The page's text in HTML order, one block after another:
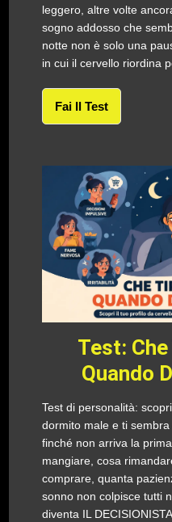
leggero, altre volte
sogno addosso che
notte non è solo una
in cui il cervello riordina
Fai Il Test
Test:
Quando
Test di personalità:
dormito male e ti sembra
finché non arriva la
mangiare, cosa
comprare, quanta
sonno non colpisce tutti
diventa IL